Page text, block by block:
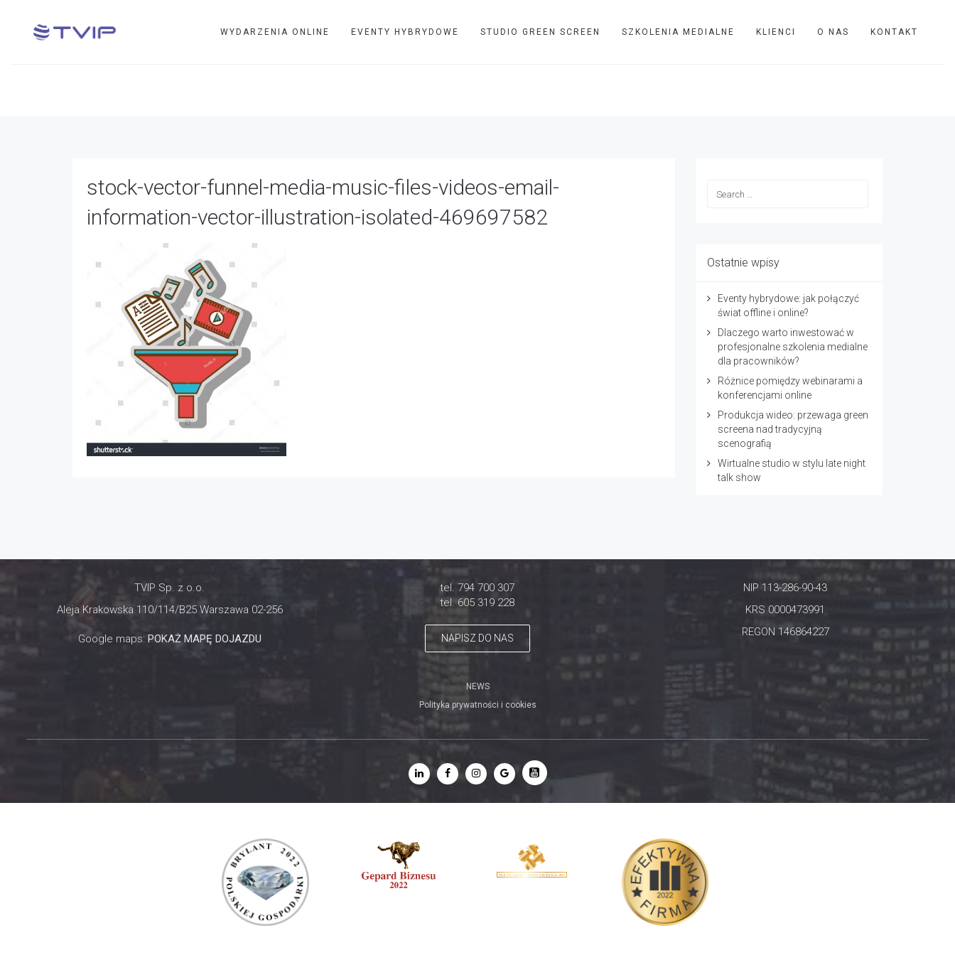
WYDARZENIA ONLINE EVENTY HYBRYDOWE STUDIO GREEN SCREEN SZKOLENIA MEDIALNE KLIENCI O NAS KONTAKT
stock-vector-funnel-media-music-files-videos-email-
information-vector-illustration-isolated-469697582
Ostatnie wpisy
Eventy hybrydowe: jak połączyć
świat offline i online?
Dlaczego warto inwestować w
profesjonalne szkolenia medialne
dla pracowników?
Różnice pomiędzy webinarami a
konferencjami online
Produkcja wideo: przewaga green
screena nad tradycyjną
scenografią
Wirtualne studio w stylu late night
talk show
TVIP Sp. z o.o.
Aleja Krakowska 110/114/B25 Warszawa 02-256
Google maps: POKAŻ MAPĘ DOJAZDU
tel. 794 700 307
tel. 605 319 228
NAPISZ DO NAS
NIP 113-286-90-43
KRS 0000473991
REGON 146864227
NEWS
Polityka prywatności i cookies